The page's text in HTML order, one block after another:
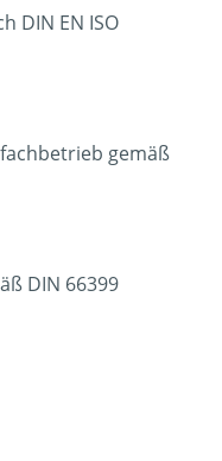
DIN EN ISO
gemäß
DIN 66399